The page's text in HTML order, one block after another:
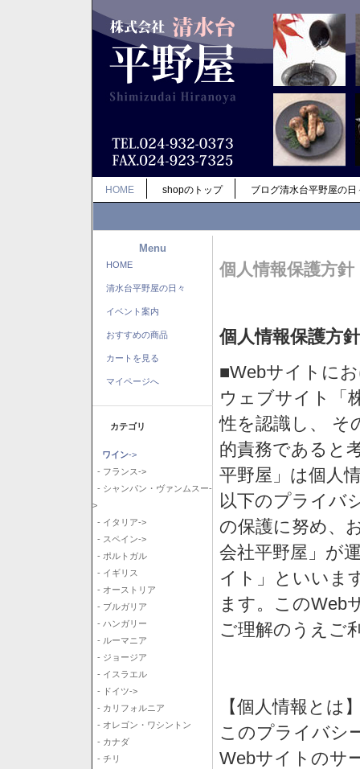
HOME shopのトップ ブログ清水台平野屋の日
Menu
HOME
清水台平野屋の日々
イベント案内
おすすめの商品
カートを見る
マイページへ
カテゴリ
ワイン->
- フランス->
- シャンパン・ヴァンムスー-
>
- イタリア->
- スペイン->
- ポルトガル
- イギリス
- オーストリア
- ブルガリア
- ハンガリー
- ルーマニア
- ジョージア
- イスラエル
- ドイツ->
- カリフォルニア
- オレゴン・ワシントン
- カナダ
- チリ
個人情報保護方針
個人情報保護方針
■Webサイトに
ウェブサイト「
性を認識し、 そ
的責務であると
平野屋」は個人
以下のプライバ
の保護に努め、
会社平野屋」が
イト」といいま
ます。このWeb
ご理解のうえご
【個人情報とは
このプライバシ
Webサイトのサ